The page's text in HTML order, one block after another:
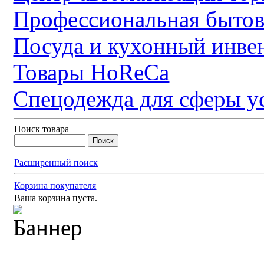
Профессиональная
Посуда и кухонный
Товары HoReCa
Спецодежда для сферы
Поиск товара
Расширенный поиск
Корзина покупателя
Ваша корзина пуста.